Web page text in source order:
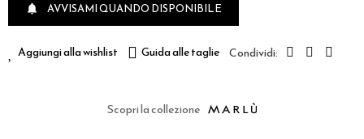
 AVVISAMI QUANDO DISPONIBILE
Aggiungi alla wishlist Guida alle taglie
Scopri la collezione